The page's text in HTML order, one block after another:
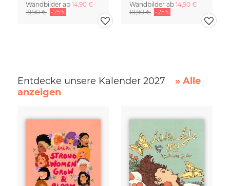
Wandbilder ab 14,90 €
19,90 € -25%
Wandbilder ab 14,90 €
18,90 € -25%
Entdecke unsere Kalender 2027
» Alle
anzeigen